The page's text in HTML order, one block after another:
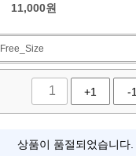
11,000원
Free_Size
+1 -1
상품이 품절되었습니다.